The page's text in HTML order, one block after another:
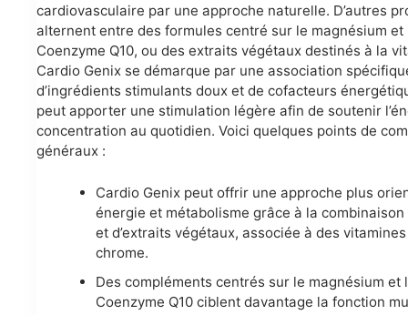
cardiovasculaire par une approche naturelle. D’autres
alternent entre des formules centré sur le magnésium et
Coenzyme Q10, ou des extraits végétaux destinés à la
Cardio Genix se démarque par une association
d’ingrédients stimulants doux et de cofacteurs
peut apporter une stimulation légère afin de soutenir
concentration au quotidien. Voici quelques points de
généraux :
Cardio Genix peut offrir une approche plus
énergie et métabolisme grâce à la
et d’extraits végétaux, associée à des
chrome.
Des compléments centrés sur le magnésium et
Coenzyme Q10 ciblent davantage la fonction